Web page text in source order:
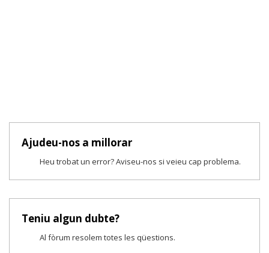
Ajudeu-nos a millorar
Heu trobat un error? Aviseu-nos si veieu cap problema.
Teniu algun dubte?
Al fòrum resolem totes les qüestions.